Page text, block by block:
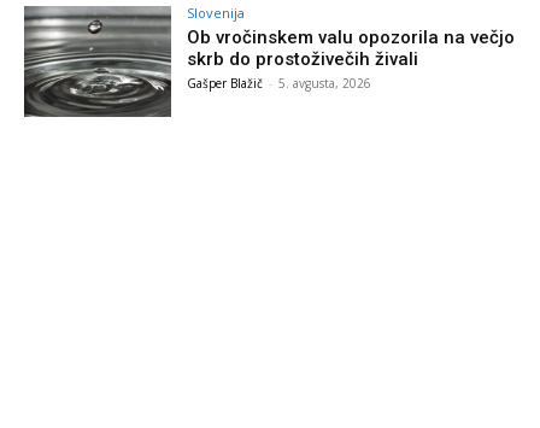
Slovenija
Ob vročinskem valu opozorila na večjo
skrb do prostoživečih živali
Gašper Blažič - 5. avgusta, 2026